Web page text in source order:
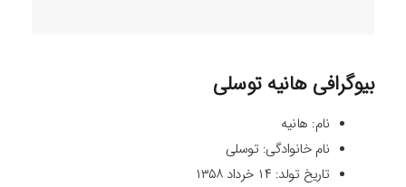
بیوگرافی هانیه توسلی
نام: هانیه
نام خانوادگی: توسلی
تاریخ تولد: ۱۴ خرداد ۱۳۵۸